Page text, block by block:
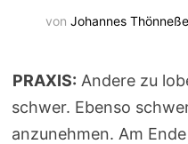
vonJohannes
PRAXIS: Andere zu
schwer. Ebenso
anzunehmen. Am